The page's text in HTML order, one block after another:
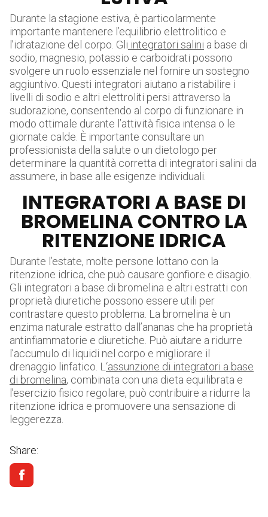
Durante la stagione estiva, è particolarmente
importante mantenere l’equilibrio elettrolitico e
l’idratazione del corpo. Gli integratori salini a base di
sodio, magnesio, potassio e carboidrati possono
svolgere un ruolo essenziale nel fornire un sostegno
aggiuntivo. Questi integratori aiutano a ristabilire i
livelli di sodio e altri elettroliti persi attraverso la
sudorazione, consentendo al corpo di funzionare in
modo ottimale durante l’attività fisica intensa o le
giornate calde. È importante consultare un
professionista della salute o un dietologo per
determinare la quantità corretta di integratori salini da
assumere, in base alle esigenze individuali.
INTEGRATORI A BASE DI
BROMELINA CONTRO LA
RITENZIONE IDRICA
Durante l’estate, molte persone lottano con la
ritenzione idrica, che può causare gonfiore e disagio.
Gli integratori a base di bromelina e altri estratti con
proprietà diuretiche possono essere utili per
contrastare questo problema. La bromelina è un
enzima naturale estratto dall’ananas che ha proprietà
antinfiammatorie e diuretiche. Può aiutare a ridurre
l’accumulo di liquidi nel corpo e migliorare il
drenaggio linfatico. L ‘assunzione di integratori a base
di bromelina, combinata con una dieta equilibrata e
l’esercizio fisico regolare, può contribuire a ridurre la
ritenzione idrica e promuovere una sensazione di
leggerezza.
Share: